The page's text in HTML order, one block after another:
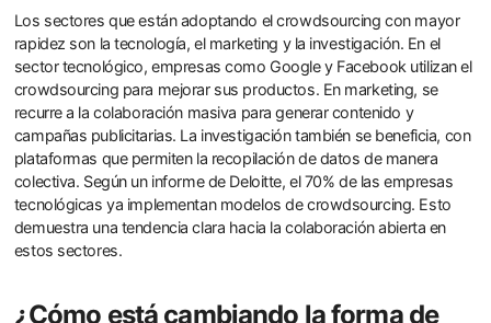
Los sectores que están adoptando el crowdsourcing con mayor
rapidez son la tecnología, el marketing y la investigación. En el
sector tecnológico, empresas como Google y Facebook utilizan el
crowdsourcing para mejorar sus productos. En marketing, se
recurre a la colaboración masiva para generar contenido y
campañas publicitarias. La investigación también se beneficia, con
plataformas que permiten la recopilación de datos de manera
colectiva. Según un informe de Deloitte, el 70% de las empresas
tecnológicas ya implementan modelos de crowdsourcing. Esto
demuestra una tendencia clara hacia la colaboración abierta en
estos sectores.
¿Cómo está cambiando la forma de